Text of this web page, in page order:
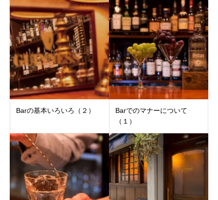
Barの基本いろいろ（２）
Barでのマナーについて
（１）